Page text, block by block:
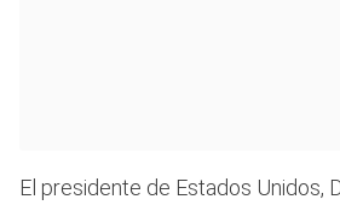
El presidente de Estados Unidos,